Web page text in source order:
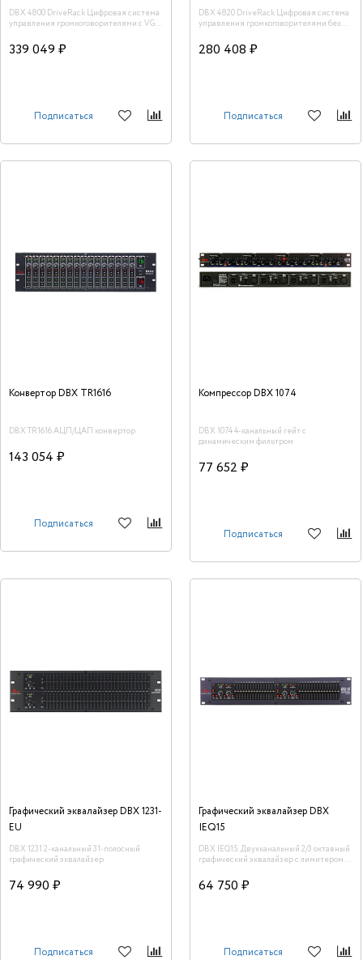
DriveRack
DBX 4800 DriveRack Цифровая сиcтема
управления громкоговорителями с VGA
AES/EBU входа / 8 аналоговых и 4 стерео
AES/EBU выхода, все разъемы XLR).
339 049 ₽
Подписаться
DriveRack
DBX 4820 DriveRack Цифровая сиcтема
управления громкоговорителями без
280 408 ₽
Подписаться
Конвертор DBX TR1616
DBX TR1616 АЦП/ЦАП конвертор
143 054 ₽
Подписаться
Компрессор DBX 1074
DBX 1074 4-канальный гейт с
динамическим фильтром
77 652 ₽
Подписаться
Графический эквалайзер DBX 1231-
EU
DBX 1231 2-канальный 31-полосный
графический эквалайзер
74 990 ₽
Подписаться
Графический эквалайзер DBX
IEQ15
DBX IEQ15. Двухканальный 2/3 октавный
графический эквалайзер с лимитером и
64 750 ₽
Подписаться